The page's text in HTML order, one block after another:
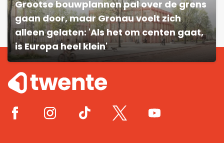
Grootse bouwplannen pal over de grens
gaan door, maar Gronau voelt zich
alleen gelaten: 'Als het om centen gaat,
is Europa heel klein'